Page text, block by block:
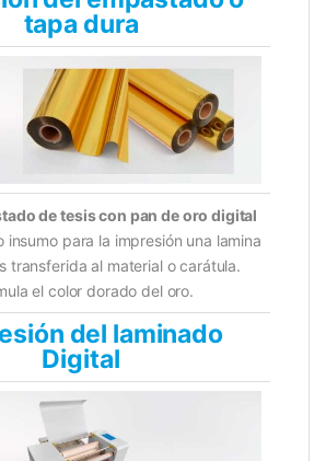
tapa dura
de tesis con pan de oro digital
insumo para la impresión una lamina
transferida al material o carátula.
el color dorado del oro.
del laminado
Digital